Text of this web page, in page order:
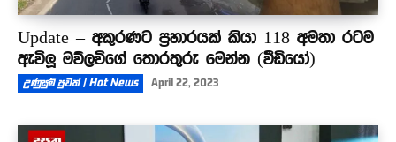
Update – අකුරණට ප්‍රහාරයක් කියා 118 අමතා රටම
ඇවිලූ මව්ලවිගේ තොරතුරු මෙන්න (වීඩියෝ)
උණුසුම් පුවත් | Hot News April 22, 2023